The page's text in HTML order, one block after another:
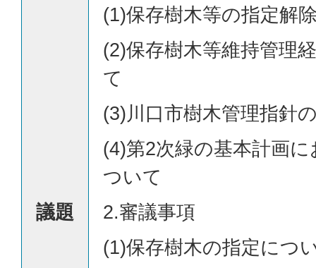
議題
(1)保存樹木等の指定解
(2)保存樹木等維持管理
て
(3)川口市樹木管理指針
(4)第2次緑の基本計画
ついて
2.審議事項
(1)保存樹木の指定につ